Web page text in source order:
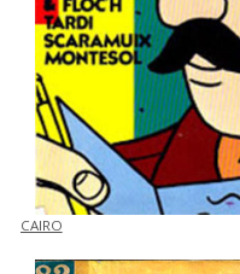
CAIRO